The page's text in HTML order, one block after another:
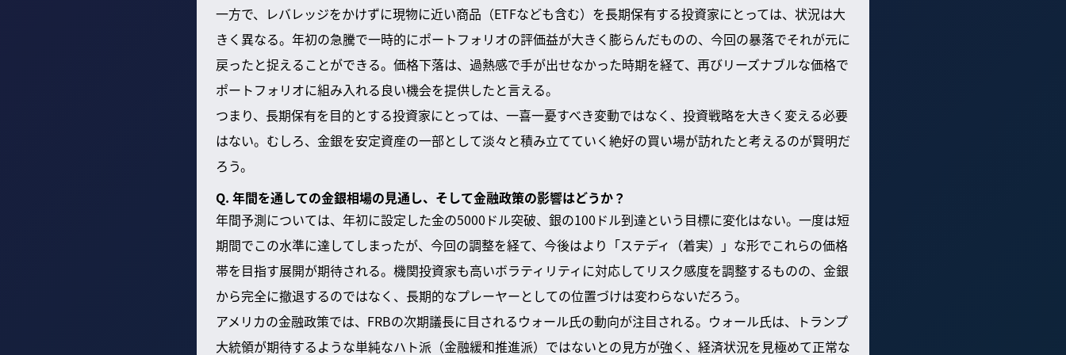
一方で、レバレッジをかけずに現物に近い商品（ETFなども含む）を長期保有する投資家にとっては、状況は大
きく異なる。年初の急騰で一時的にポートフォリオの評価益が大きく膨らんだものの、今回の暴落でそれが元に
戻ったと捉えることができる。価格下落は、過熱感で手が出せなかった時期を経て、再びリーズナブルな価格で
ポートフォリオに組み入れる良い機会を提供したと言える。
つまり、長期保有を目的とする投資家にとっては、一喜一憂すべき変動ではなく、投資戦略を大きく変える必要
はない。むしろ、金銀を安定資産の一部として淡々と積み立てていく絶好の買い場が訪れたと考えるのが賢明だ
ろう。
Q. 年間を通しての金銀相場の見通し、そして金融政策の影響はどうか？
年間予測については、年初に設定した金の5000ドル突破、銀の100ドル到達という目標に変化はない。一度は短
期間でこの水準に達してしまったが、今回の調整を経て、今後はより「ステディ（着実）」な形でこれらの価格
帯を目指す展開が期待される。機関投資家も高いボラティリティに対応してリスク感度を調整するものの、金銀
から完全に撤退するのではなく、長期的なプレーヤーとしての位置づけは変わらないだろう。
アメリカの金融政策では、FRBの次期議長に目されるウォール氏の動向が注目される。ウォール氏は、トランプ
大統領が期待するような単純なハト派（金融緩和推進派）ではないとの見方が強く、経済状況を見極めて正常な